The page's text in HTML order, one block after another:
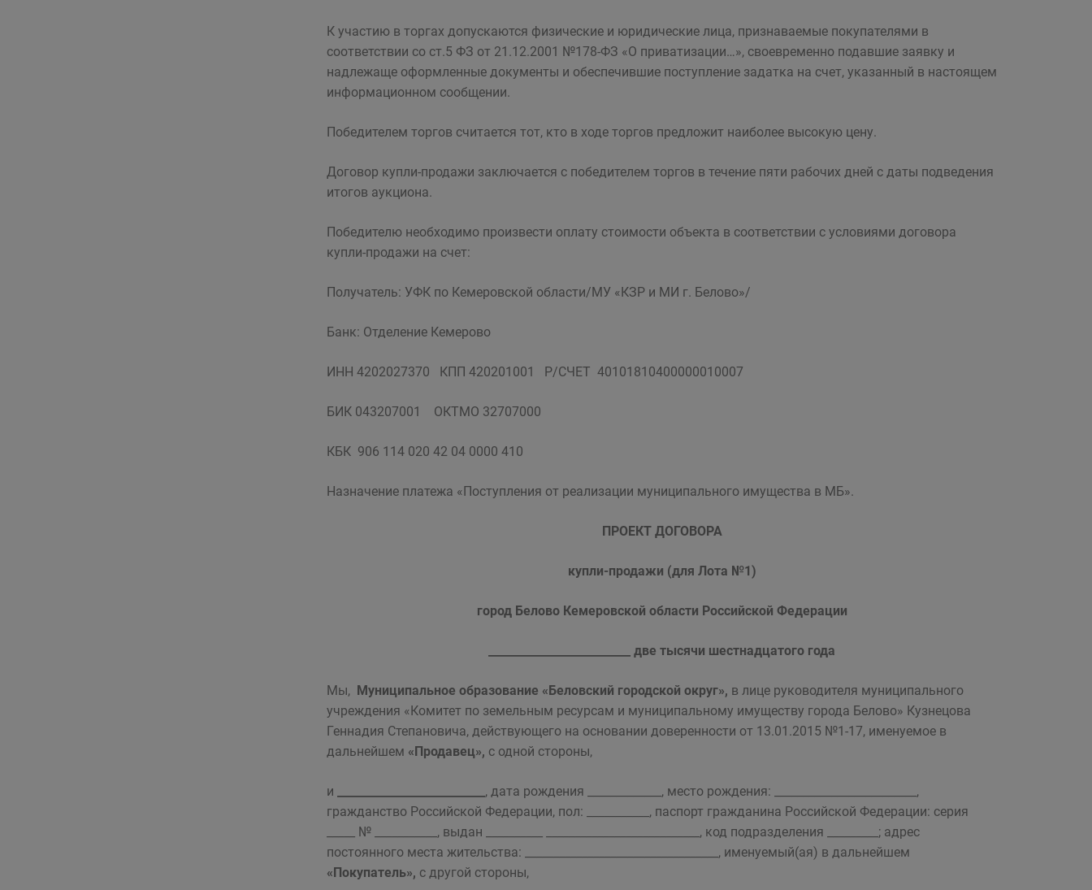
К участию в торгах допускаются физические и юридические лица, признаваемые покупателями в
соответствии со ст.5 ФЗ от 21.12.2001 №178-ФЗ «О приватизации…», своевременно подавшие заявку и
надлежаще оформленные документы и обеспечившие поступление задатка на счет, указанный в настоящем
информационном сообщении.
Победителем торгов считается тот, кто в ходе торгов предложит наиболее высокую цену.
Договор купли-продажи заключается с победителем торгов в течение пяти рабочих дней с даты подведения
итогов аукциона.
Победителю необходимо произвести оплату стоимости объекта в соответствии с условиями договора
купли-продажи на счет:
Получатель: УФК по Кемеровской области/МУ «КЗР и МИ г. Белово»/
Банк: Отделение Кемерово
ИНН 4202027370 КПП 420201001 Р/СЧЕТ 40101810400000010007
БИК 043207001 ОКТМО 32707000
КБК 906 114 020 42 04 0000 410
Назначение платежа «Поступления от реализации муниципального имущества в МБ».
ПРОЕКТ ДОГОВОРА
купли-продажи (для Лота №1)
город Белово Кемеровской области Российской Федерации
_________________________ две тысячи шестнадцатого года
Мы, Муниципальное образование «Беловский городской округ», в лице руководителя муниципального
учреждения «Комитет по земельным ресурсам и муниципальному имуществу города Белово» Кузнецова
Геннадия Степановича, действующего на основании доверенности от 13.01.2015 №1-17, именуемое в
дальнейшем «Продавец», с одной стороны,
и
, дата рождения _____________, место рождения: _________________________,
гражданство Российской Федерации, пол: ___________, паспорт гражданина Российской Федерации: серия
_____ № ___________, выдан __________ ___________________________, код подразделения _________; адрес
постоянного места жительства: __________________________________, именуемый(ая) в дальнейшем
«Покупатель», с другой стороны,